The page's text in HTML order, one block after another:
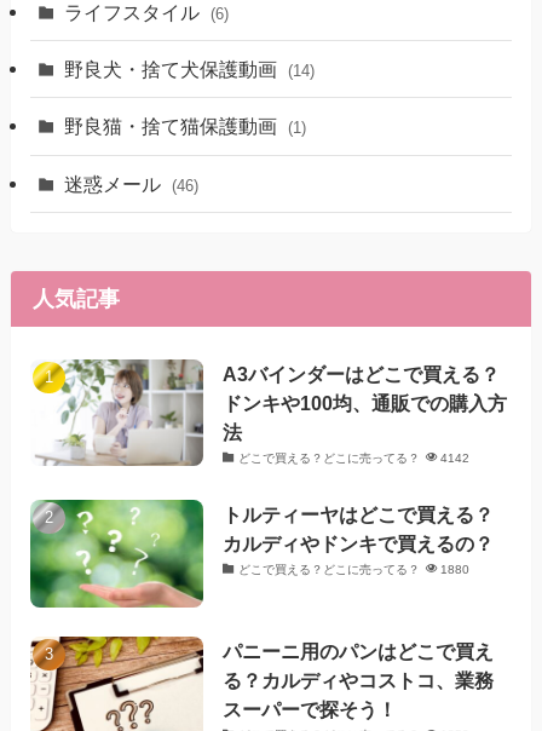
ライフスタイル (6)
野良犬・捨て犬保護動画 (14)
野良猫・捨て猫保護動画 (1)
迷惑メール (46)
人気記事
A3バインダーはどこで買える？
ドンキや100均、通販での購入方
法
どこで買える？どこに売ってる？ 4142
トルティーヤはどこで買える？
カルディやドンキで買えるの？
どこで買える？どこに売ってる？ 1880
パニーニ用のパンはどこで買え
る？カルディやコストコ、業務
スーパーで探そう！